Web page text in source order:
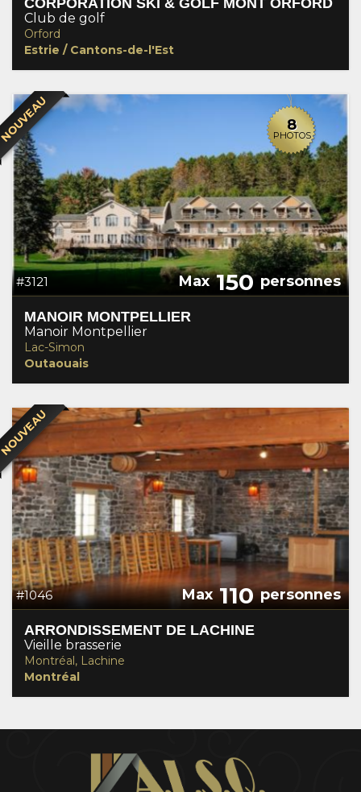
CORPORATION SKI & GOLF MONT ORFORD
Club de golf
Orford
Estrie / Cantons-de-l'Est
8
PHOTOS
#3121 Max150 personnes
MANOIR MONTPELLIER
Manoir Montpellier
Lac-Simon
Outaouais
#1046 Max110personnes
ARRONDISSEMENT DE LACHINE
Vieille brasserie
Montréal, Lachine
Montréal